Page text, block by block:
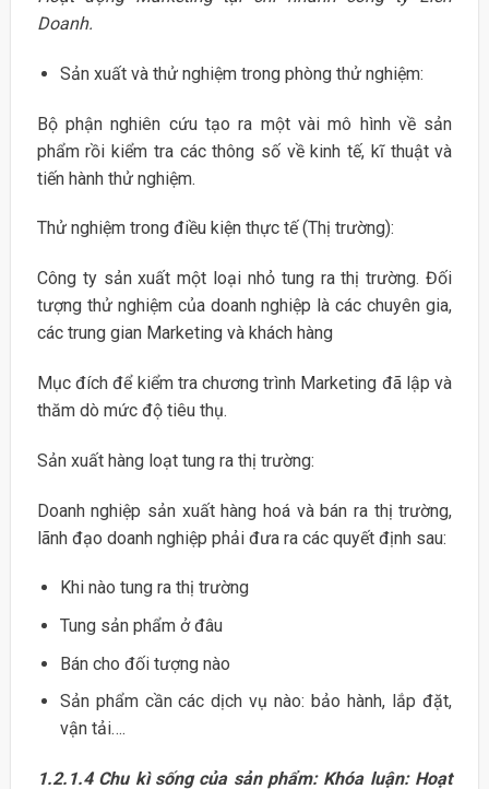
Doanh.
Sản xuất và thử nghiệm trong phòng thử nghiệm:
Bộ phận nghiên cứu tạo ra một vài mô hình về sản
phẩm rồi kiểm tra các thông số về kinh tế, kĩ thuật và
tiến hành thử nghiệm.
Thử nghiệm trong điều kiện thực tế (Thị trường):
Công ty sản xuất một loại nhỏ tung ra thị trường. Đối
tượng thử nghiệm của doanh nghiệp là các chuyên gia,
các trung gian Marketing và khách hàng
Mục đích để kiểm tra chương trình Marketing đã lập và
thăm dò mức độ tiêu thụ.
Sản xuất hàng loạt tung ra thị trường:
Doanh nghiệp sản xuất hàng hoá và bán ra thị trường,
lãnh đạo doanh nghiệp phải đưa ra các quyết định sau:
Khi nào tung ra thị trường
Tung sản phẩm ở đâu
Bán cho đối tượng nào
Sản phẩm cần các dịch vụ nào: bảo hành, lắp đặt,
vận tải….
1.2.1.4 Chu kì sống của sản phẩm: Khóa luận: Hoạt